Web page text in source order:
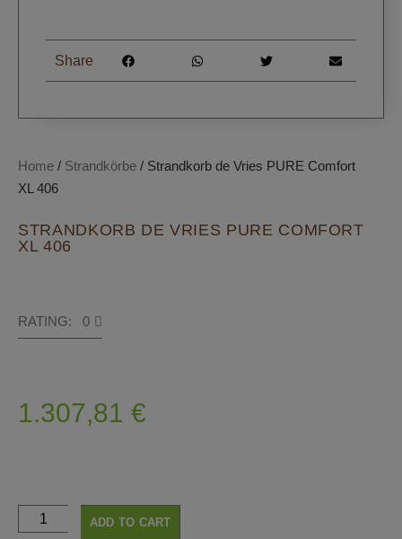
Home / Strandkörbe / Strandkorb de Vries PURE Comfort
XL 406
STRANDKORB DE VRIES PURE COMFORT
XL 406
RATING: 0
1.307,81 €
ADD TO CART
Share